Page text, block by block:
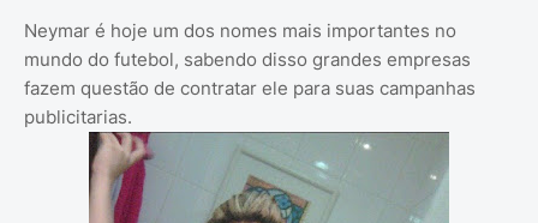
Neymar é hoje um dos nomes mais importantes no
mundo do futebol, sabendo disso grandes empresas
fazem questão de contratar ele para suas campanhas
publicitarias.